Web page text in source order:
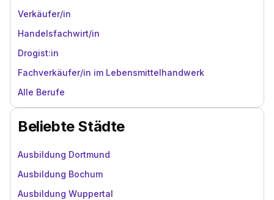
Verkäufer/in
Handelsfachwirt/in
Drogist:in
Fachverkäufer/in im Lebensmittelhandwerk
Alle Berufe
Beliebte Städte
Ausbildung Dortmund
Ausbildung Bochum
Ausbildung Wuppertal